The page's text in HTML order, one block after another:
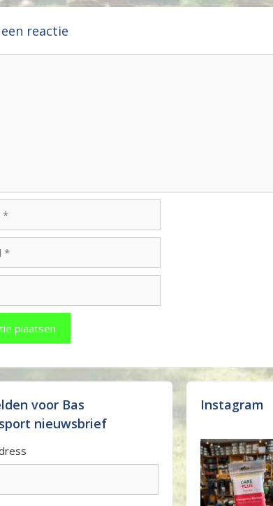
reactie
voor Bas
nieuwsbrief
Instagram